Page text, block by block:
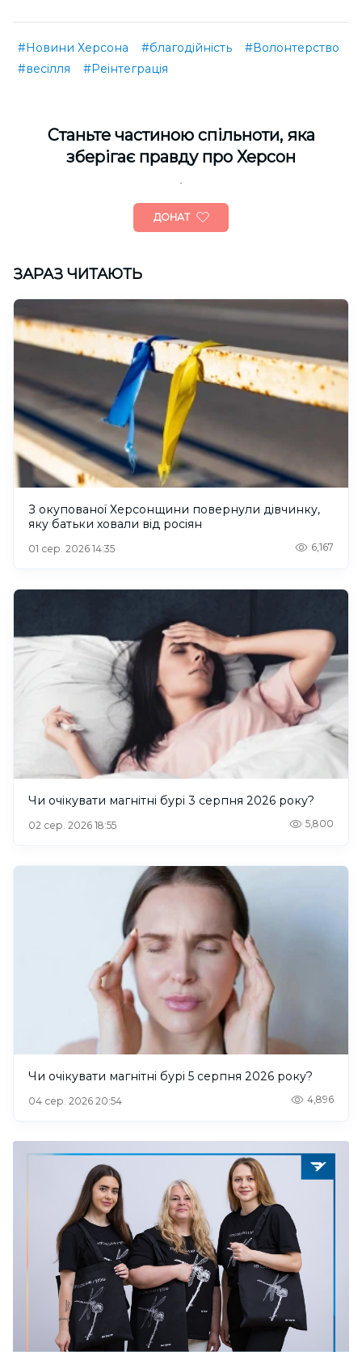
#Новини Херсона #благодійність
#Волонтерство
#весілля
#Реінтеграція
Cтаньте частиною спільноти, яка
зберігає правду про Херсон
ДОНАТ
ЗАРАЗ ЧИТАЮТЬ
З окупованої Херсонщини повернули дівчинку,
яку батьки ховали від росіян
01 сер. 2026 14:35 6,167
Чи очікувати магнітні бурі 3 серпня 2026 року?
02 сер. 2026 18:55 5,800
Чи очікувати магнітні бурі 5 серпня 2026 року?
04 сер. 2026 20:54 4,896